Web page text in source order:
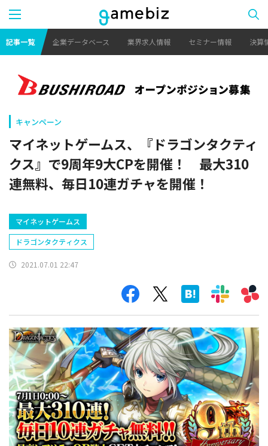
記事一覧 企業データベース 業界求人情報 セミナー情報 決算
キャンペーン
マイネットゲームス、『ドラゴンタクティ
クス』で9周年9大CPを開催！ 最大310
連無料、毎日10連ガチャを開催！
マイネットゲームス
ドラゴンタクティクス
2021.07.01 22:47